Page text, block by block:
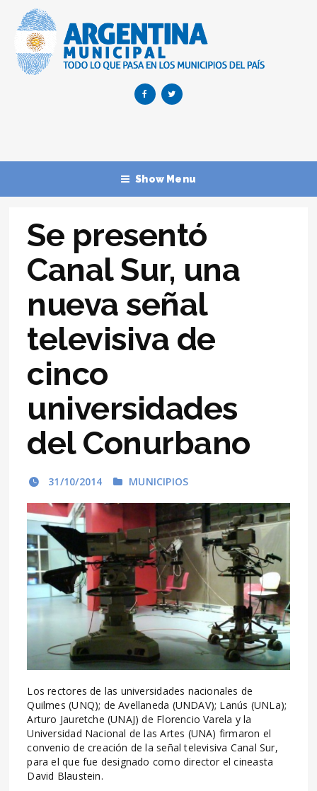
Show Menu
Se presentó
Canal Sur, una
nueva señal
televisiva de
cinco
universidades
del Conurbano
31/10/2014 MUNICIPIOS
Los rectores de las universidades nacionales de
Quilmes (UNQ); de Avellaneda (UNDAV); Lanús (UNLa);
Arturo Jauretche (UNAJ) de Florencio Varela y la
Universidad Nacional de las Artes (UNA) firmaron el
convenio de creación de la señal televisiva Canal Sur,
para el que fue designado como director el cineasta
David Blaustein.